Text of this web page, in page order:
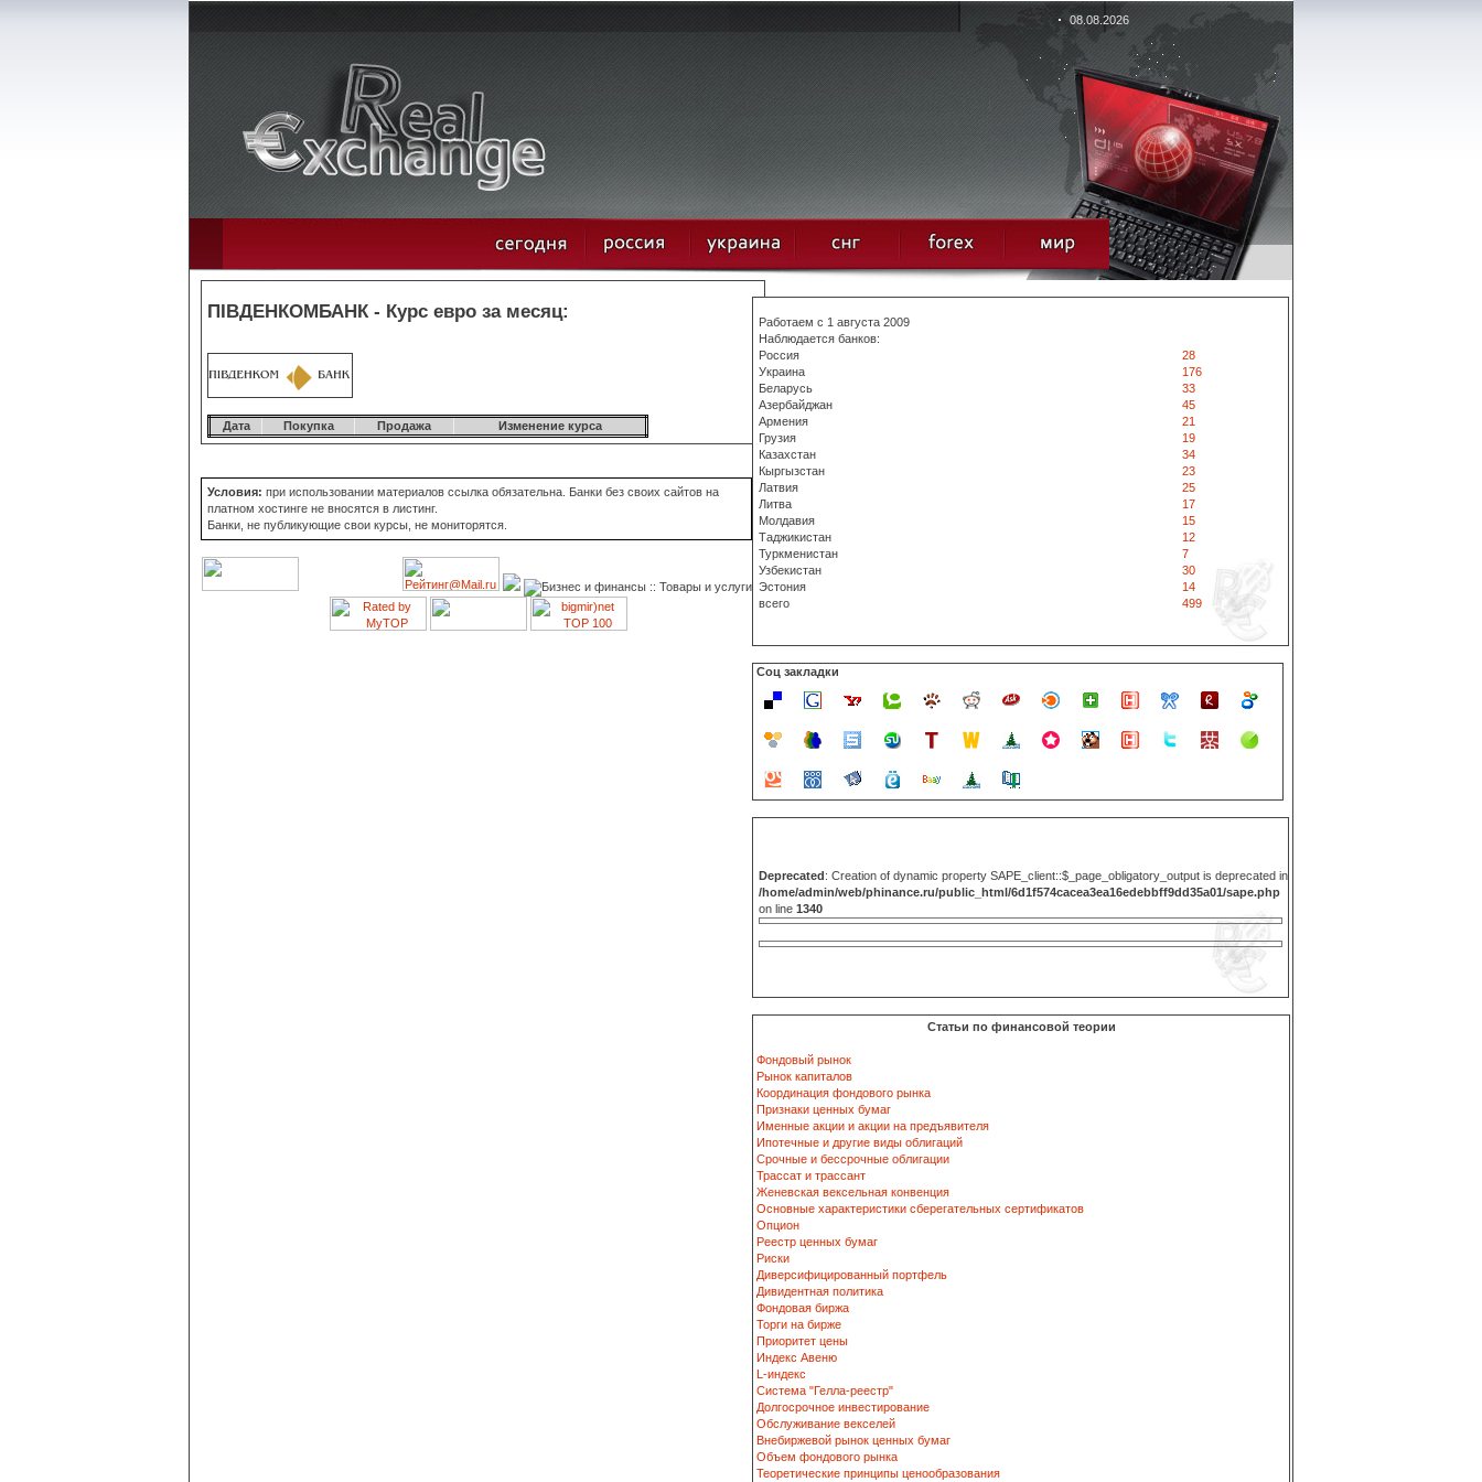
08.08.2026
ПІВДЕНКОМБАНК - Курс евро за месяц:
Дата Покупка Продажа Изменение курса
Условия: при использовании материалов ссылка обязательна. Банки без своих сайтов на
платном хостинге не вносятся в листинг.
Банки, не публикующие свои курсы, не мониторятся.
Работаем с 1 августа 2009
Наблюдается банков:
Россия
28
Украина
176
Беларусь
33
Азербайджан
45
Армения
21
Грузия
19
Казахстан
34
Кыргызстан
23
Латвия
25
Литва
17
Молдавия
15
Таджикистан
12
Туркменистан
7
Узбекистан
30
Эстония
14
всего
499
Соц закладки
Deprecated: Creation of dynamic property SAPE_client::$_page_obligatory_output is deprecated in
/home/admin/web/phinance.ru/public_html/6d1f574cacea3ea16edebbff9dd35a01/sape.php
on line 1340
Статьи по финансовой теории
Фондовый рынок
Рынок капиталов
Координация фондового рынка
Признаки ценных бумаг
Именные акции и акции на предъявителя
Ипотечные и другие виды облигаций
Срочные и бессрочные облигации
Трассат и трассант
Женевская вексельная конвенция
Основные характеристики сберегательных сертификатов
Опцион
Реестр ценных бумаг
Риски
Диверсифицированный портфель
Дивидентная политика
Фондовая биржа
Торги на бирже
Приоритет цены
Индекс Авеню
L-индекс
Система "Гелла-реестр"
Долгосрочное инвестирование
Обслуживание векселей
Внебиржевой рынок ценных бумаг
Объем фондового рынка
Теоретические принципы ценообразования